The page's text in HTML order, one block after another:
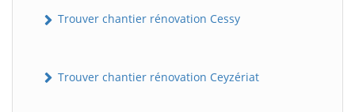
Trouver chantier rénovation Cessy
Trouver chantier rénovation Ceyzériat